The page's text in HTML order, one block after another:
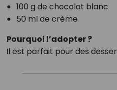
100 g de chocolat blanc
50 ml de crème
Pourquoi l’adopter ?
Il est parfait pour des